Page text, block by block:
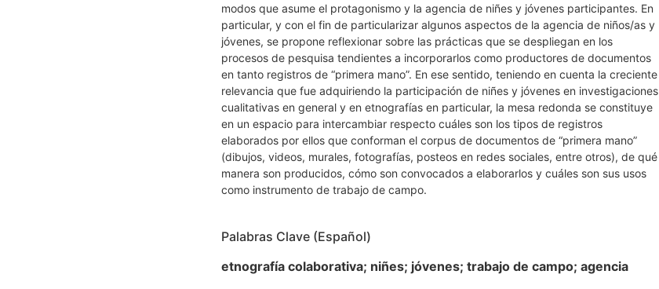
modos que asume el protagonismo y la agencia de niñes y jóvenes participantes. En
particular, y con el fin de particularizar algunos aspectos de la agencia de niños/as y
jóvenes, se propone reflexionar sobre las prácticas que se despliegan en los
procesos de pesquisa tendientes a incorporarlos como productores de documentos
en tanto registros de “primera mano”. En ese sentido, teniendo en cuenta la creciente
relevancia que fue adquiriendo la participación de niñes y jóvenes en investigaciones
cualitativas en general y en etnografías en particular, la mesa redonda se constituye
en un espacio para intercambiar respecto cuáles son los tipos de registros
elaborados por ellos que conforman el corpus de documentos de “primera mano”
(dibujos, videos, murales, fotografías, posteos en redes sociales, entre otros), de qué
manera son producidos, cómo son convocados a elaborarlos y cuáles son sus usos
como instrumento de trabajo de campo.
Palabras Clave (Español)
etnografía colaborativa; niñes; jóvenes; trabajo de campo; agencia